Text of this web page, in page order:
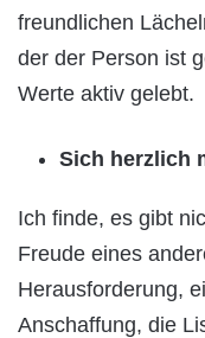
freundlichen
der der Person ist
Werte aktiv gelebt.
Sich herzlich
Ich finde, es gibt
Freude eines
Herausforderung,
Anschaffung, die